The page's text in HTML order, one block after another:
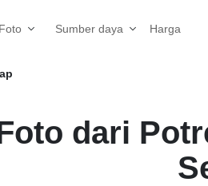
Sumber daya Harga
dari